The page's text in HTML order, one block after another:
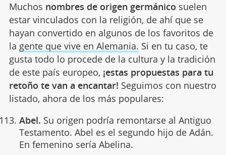
Muchos nombres de origen germánico suelen
estar vinculados con la religión, de ahí que se
hayan convertido en algunos de los favoritos de
la gente que vive en Alemania. Si en tu caso, te
gusta todo lo procede de la cultura y la tradición
de este país europeo, ¡estas propuestas para tu
retoño te van a encantar! Seguimos con nuestro
listado, ahora de los más populares:
Abel. Su origen podría remontarse al Antiguo
Testamento. Abel es el segundo hijo de Adán.
En femenino sería Abelina.